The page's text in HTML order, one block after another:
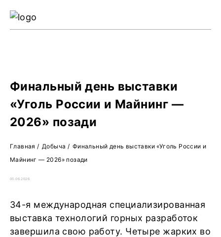
Финальный день выставки
«Уголь России и Майнинг —
2026» позади
Главная / Добыча / Финальный день выставки «Уголь России и
Майнинг — 2026» позади
05.06.2026
34-я международная специализированная
выставка технологий горных разработок
завершила свою работу. Четыре жарких во